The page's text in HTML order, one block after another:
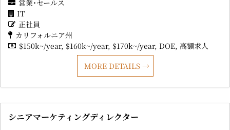
営業･セールス
IT
正社員
カリフォルニア州
$150k~/year $160k~/year $170k~/year DOE 高額求人
MORE DETAILS
シニアマーケティングディレクター